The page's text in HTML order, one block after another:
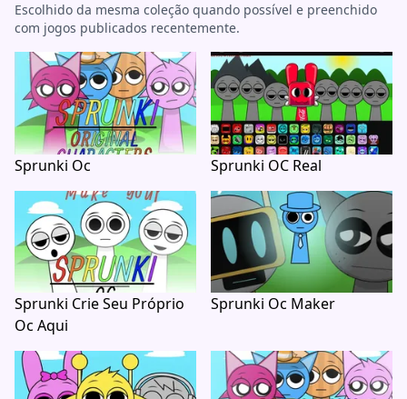
Escolhido da mesma coleção quando possível e preenchido
com jogos publicados recentemente.
Sprunki Oc Sprunki OC Real
Sprunki Crie Seu Próprio
Oc Aqui
Sprunki Oc Maker